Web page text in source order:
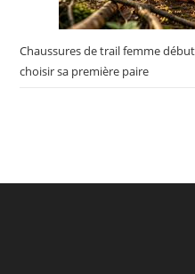
Chaussures de trail femme
choisir sa première paire